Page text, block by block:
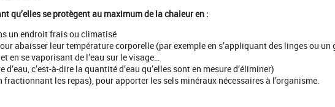
qu’elles se protègent au maximum de la chaleur en :
un endroit frais ou climatisé
abaisser leur température corporelle (par exemple en s’appliquant des linges ou un
en se vaporisant de l’eau sur le visage…
c’est-à-dire la quantité d’eau qu’elles sont en mesure d’éliminer)
les repas), pour apporter les sels minéraux nécessaires à l’organisme.